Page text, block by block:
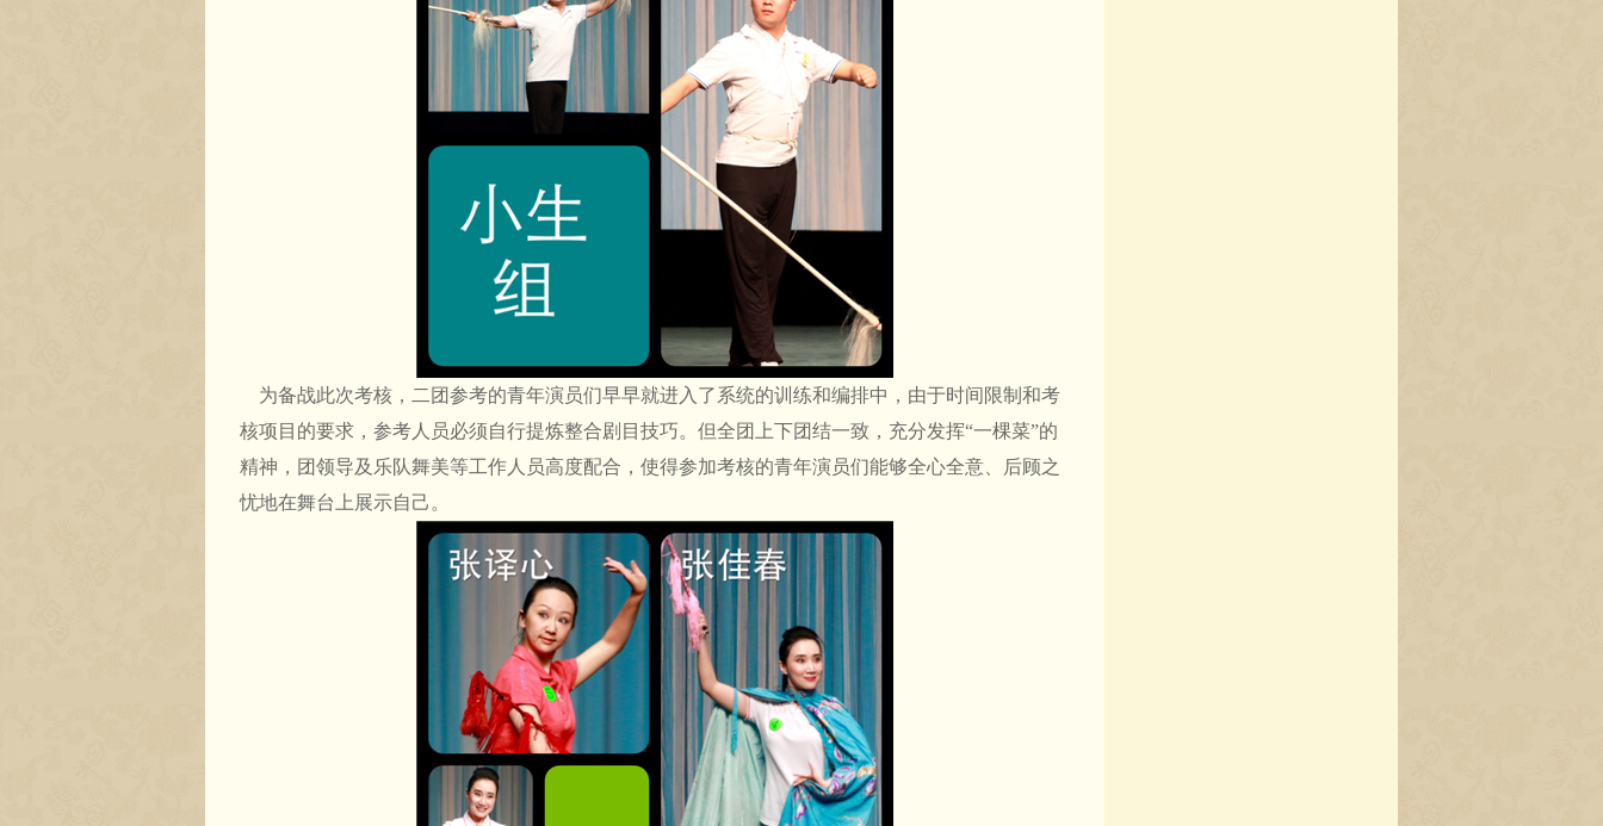
为备战此次考核，二团参考的青年演员们早早就进入了系统的训练和编排中，由于时间限制和考
核项目的要求，参考人员必须自行提炼整合剧目技巧。但全团上下团结一致，充分发挥“一棵菜”的
精神，团领导及乐队舞美等工作人员高度配合，使得参加考核的青年演员们能够全心全意、后顾之
忧地在舞台上展示自己。